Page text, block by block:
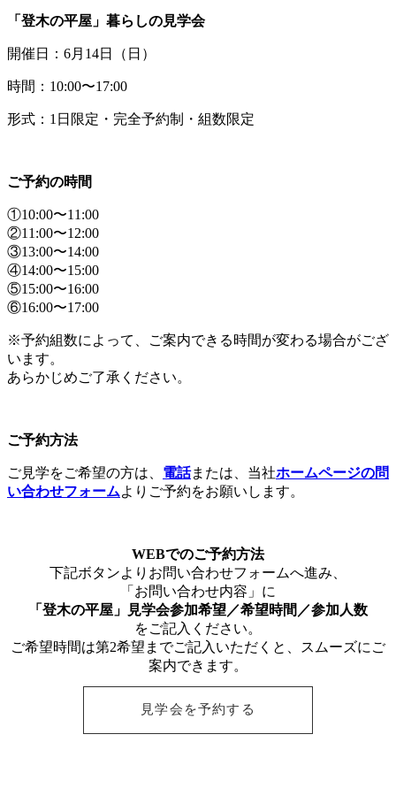
「登木の平屋」暮らしの見学会
開催日：6月14日（日）
時間：10:00〜17:00
形式：1日限定・完全予約制・組数限定
ご予約の時間
①10:00〜11:00
②11:00〜12:00
③13:00〜14:00
④14:00〜15:00
⑤15:00〜16:00
⑥16:00〜17:00
※予約組数によって、ご案内できる時間が変わる場合がござ
います。
あらかじめご了承ください。
ご予約方法
ご見学をご希望の方は、 電話または、当社ホームページの問
い合わせフォームよりご予約をお願いします。
WEBでのご予約方法
下記ボタンよりお問い合わせフォームへ進み、
「お問い合わせ内容」に
「登木の平屋」見学会参加希望／希望時間／参加人数
をご記入ください。
ご希望時間は第2希望までご記入いただくと、スムーズにご
案内できます。
見学会を予約する